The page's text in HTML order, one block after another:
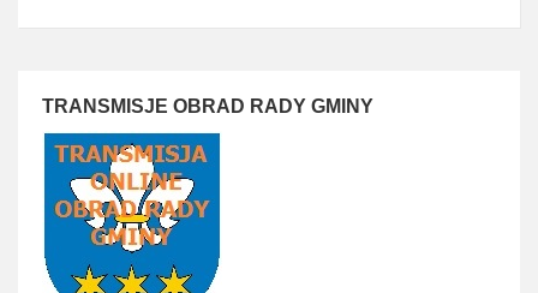
TRANSMISJE OBRAD RADY GMINY